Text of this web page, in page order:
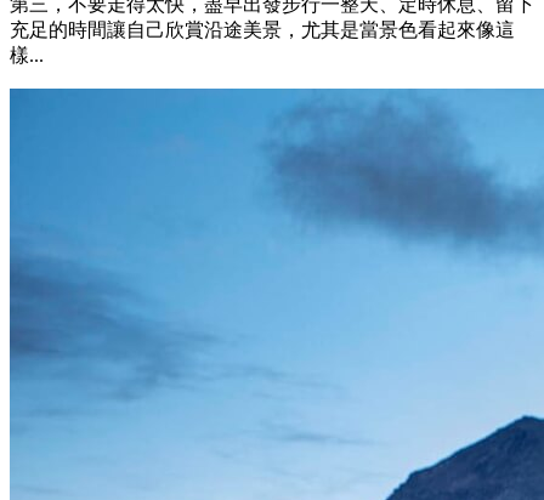
充足的時間讓自己欣賞沿途美景，尤其是當景色看起來像這
樣...